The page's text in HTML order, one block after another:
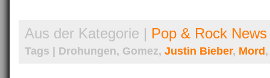
Aus der Kategorie | Pop & Rock News
Tags | Drohungen, Gomez, Justin Bieber, Mord